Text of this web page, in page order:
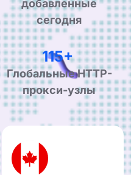
добавленные
сегодня
190+
Глобальные HTTP-
прокси-узлы